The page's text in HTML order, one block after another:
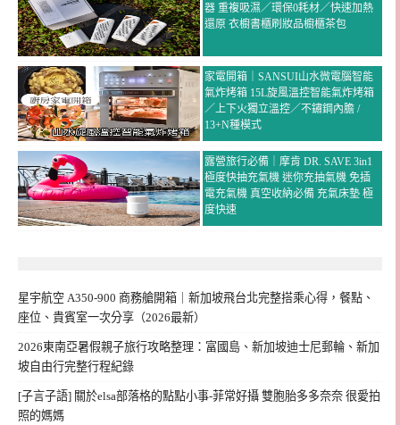
器 重複吸濕／環保0耗材／快速加熱
還原 衣櫥書櫃刷妝品櫥櫃茶包
家電開箱｜SANSUI山水微電腦智能
氣炸烤箱 15L旋風溫控智能氣炸烤箱
／上下火獨立溫控／不鏽鋼內膽 /
13+N種模式
露營旅行必備｜摩肯 DR. SAVE 3in1
極度快抽充氣機 迷你充抽氣機 免插
電充氣機 真空收納必備 充氣床墊 極
度快速
星宇航空 A350-900 商務艙開箱｜新加坡飛台北完整搭乘心得，餐點、
座位、貴賓室一次分享（2026最新）
2026東南亞暑假親子旅行攻略整理：富國島、新加坡迪士尼郵輪、新加
坡自由行完整行程紀錄
[子言子語] 關於elsa部落格的點點小事-菲常好攝 雙胞胎多多奈奈 很愛拍
照的媽媽